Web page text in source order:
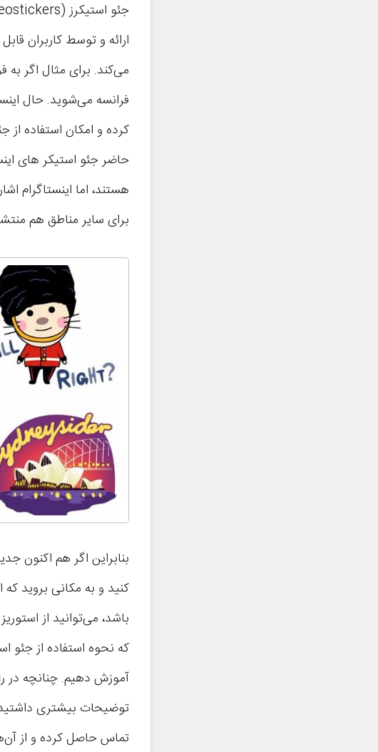
ارائه و توسط کاربران
می‌کند. برای مثال اگر به
فرانسه می‌شوید. حال
کرده و امکان استفاده از
حاضر جئو استیکر های
هستند، اما اینستاگرام
برای سایر مناطق هم
بنابراین اگر هم اکنون
کنید و به مکانی بروید
باشد، می‌توانید از
آموزش دهیم. چنانچه در
توضیحات بیشتری
تماس حاصل کرده و از